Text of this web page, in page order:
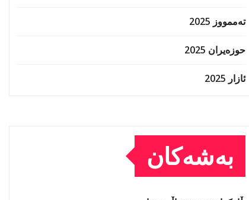
تەممووز 2025
حوزه‌یران 2025
ئازار 2025
بەشەکان